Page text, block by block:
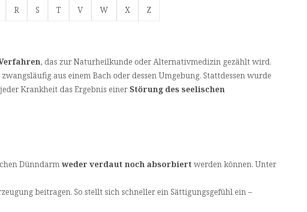
R S T V W X Z
, das zur Naturheilkunde oder Alternativmedizin gezählt wird.
aus einem Bach oder dessen Umgebung. Stattdessen wurde
Krankheit das Ergebnis einer Störung des seelischen
Dünndarmweder verdaut noch absorbiert werden können. Unter
beitragen. So stellt sich schneller ein Sättigungsgefühl ein –